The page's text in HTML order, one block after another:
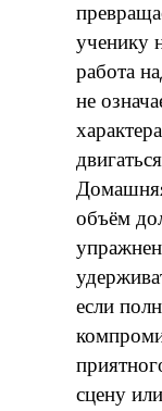
ученику
работа
не
объём
если
сцену